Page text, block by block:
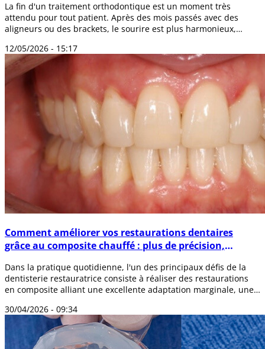
La fin d'un traitement orthodontique est un moment très
attendu pour tout patient. Après des mois passés avec des
aligneurs ou des brackets, le sourire est plus harmonieux,
12/05/2026 - 15:17
Comment améliorer vos restaurations dentaires
grâce au composite chauffé : plus de précision,
Dans la pratique quotidienne, l'un des principaux défis de la
dentisterie restauratrice consiste à réaliser des restaurations
en composite alliant une excellente adaptation marginale, une
30/04/2026 - 09:34